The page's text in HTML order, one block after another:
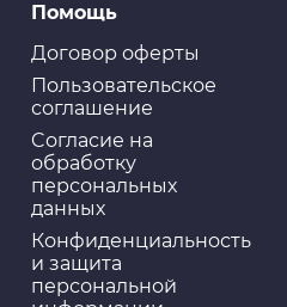
Помощь
Договор оферты
Пользовательское
соглашение
Cогласие на
обработку
персональных
данных
Конфиденциальность
и защита
персональной